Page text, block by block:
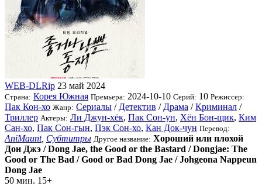
WEB-DLRip 23 май 2024
Страна: Корея Южная Премьера: 2024-10-10 Серий: 10 Режиссер:
Пак Кон-хо Жанр: Сериалы / Детектив / Драма /Криминал /
Триллер Актеры: Ли Джун-хёк, Пак Сон-ун, Хён Бон-щик, Ким
Сан-хо, Пак Сон-гын, Пэк Сон-хо, Кан Док-чун Перевод:
AniMaunt, Субтитры Другое название: Хороший или плохой
Дон Джэ / Dong Jae, the Good or the Bastard / Dongjae: The
Good or The Bad / Good or Bad Dong Jae / Johgeona Nappeun
Dong Jae
50 мин. 15+